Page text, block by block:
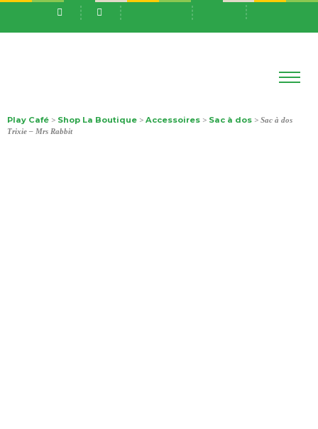
Play Café > Shop La Boutique > Accessoires > Sac à dos > Sac à dos
Trixie – Mrs Rabbit